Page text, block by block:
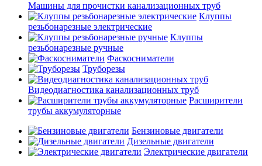
Машины для прочистки канализационных труб
Клуппы
резьбонарезные электрические
Клуппы
резьбонарезные ручные
Фаскосниматели
Труборезы
Видеодиагностика канализационных труб
Расширители
трубы аккумуляторные
Бензиновые двигатели
Дизельные двигатели
Электрические двигатели